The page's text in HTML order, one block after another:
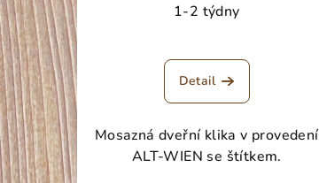
1-2 týdny
Detail
Mosazná dveřní klika v provedení
ALT-WIEN se štítkem.